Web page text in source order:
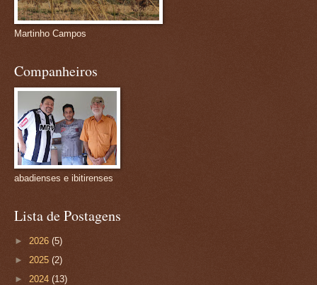
Martinho Campos
Companheiros
abadienses e ibitirenses
Lista de Postagens
► 2026 (5)
► 2025 (2)
► 2024 (13)